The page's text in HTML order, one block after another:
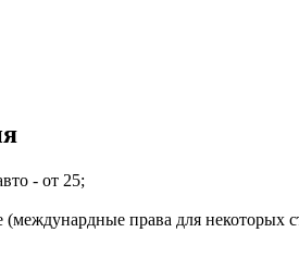
- от 25;
(междунардные права для некоторых